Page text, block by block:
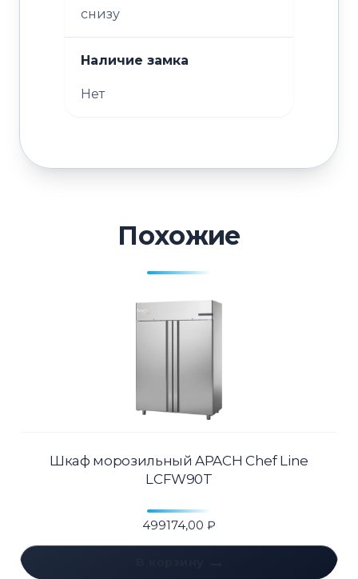
снизу
Наличие замка
Нет
Похожие
Шкаф морозильный APACH Chef Line
LCFW90T
499174,00 ₽